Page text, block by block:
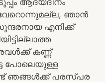
വേറൊന്നുമല്ല, ഞാന്‍
എനിക്ക്
കണ്ണ്
പോലെയുള്ള
ഞങ്ങള്‍ക്ക് പരസ്പര